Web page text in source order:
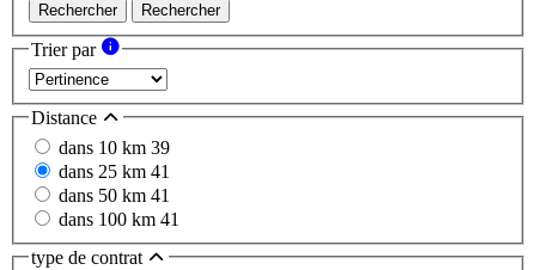
Rechercher Rechercher
Trier par
Distance
dans 10 km 39
dans 25 km 41
dans 50 km 41
dans 100 km 41
type de contrat